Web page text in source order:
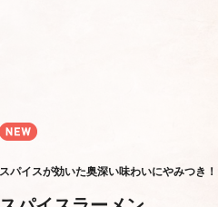
スパイスが効いた奥深い味わいにやみつき！